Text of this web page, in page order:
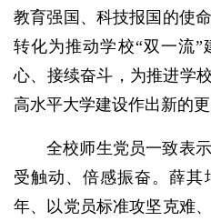
教育强国、科技报国的使
转化为推动学校“双一流
心、接续奋斗，为推进学
高水平大学建设作出新的更
全校师生党员一致表
受触动、倍感振奋。薛
年、以党员标准攻坚克难